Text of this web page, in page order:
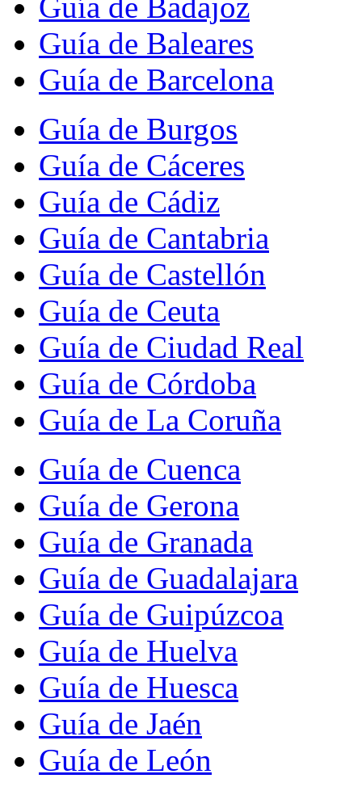
Guía de Baleares
Guía de Barcelona
Guía de Burgos
Guía de Cáceres
Guía de Cádiz
Guía de Cantabria
Guía de Castellón
Guía de Ceuta
Guía de Ciudad Real
Guía de Córdoba
Guía de La Coruña
Guía de Cuenca
Guía de Gerona
Guía de Granada
Guía de Guadalajara
Guía de Guipúzcoa
Guía de Huelva
Guía de Huesca
Guía de Jaén
Guía de León